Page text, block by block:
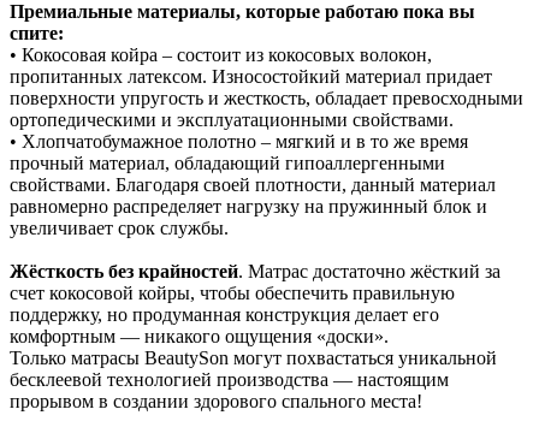
Премиальные материалы, которые работаю пока вы
спите:
• Кокосовая койра – состоит из кокосовых волокон,
пропитанных латексом. Износостойкий материал придает
поверхности упругость и жесткость, обладает превосходными
ортопедическими и эксплуатационными свойствами.
• Хлопчатобумажное полотно – мягкий и в то же время
прочный материал, обладающий гипоаллергенными
свойствами. Благодаря своей плотности, данный материал
равномерно распределяет нагрузку на пружинный блок и
увеличивает срок службы.
Жёсткость без крайностей. Матрас достаточно жёсткий за
счет кокосовой койры, чтобы обеспечить правильную
поддержку, но продуманная конструкция делает его
комфортным — никакого ощущения «доски».
Только матрасы BeautySon могут похвастаться уникальной
бесклеевой технологией производства — настоящим
прорывом в создании здорового спального места!